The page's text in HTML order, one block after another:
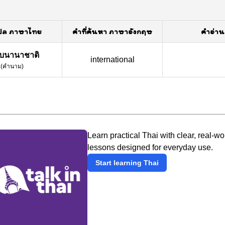
ภาษาไทย คำที่ค้นหา ภาษาอังกฤษ คำอ่าน
นานาชาติ
(คำนาม)
international
Learn practical Thai with clear, real-
lessons designed for everyday use.
Start learning Thai